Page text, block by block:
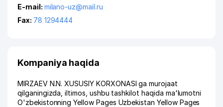
E-mail: milano-uz@mail.ru
Fax: 78 1294444
Kompaniya haqida
MIRZAEV N.N. XUSUSIY KORXONASI ga murojaat
qilganingizda, iltimos, ushbu tashkilot haqida ma'lumotni
O'zbekistonning Yellow Pages Uzbekistan Yellow Pages